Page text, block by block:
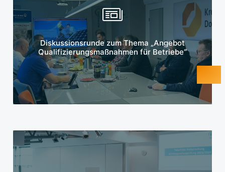
Diskussionsrunde zum Thema „Angebot
Qualifizierungsmaßnahmen für Betriebe“
Mehr erfahren